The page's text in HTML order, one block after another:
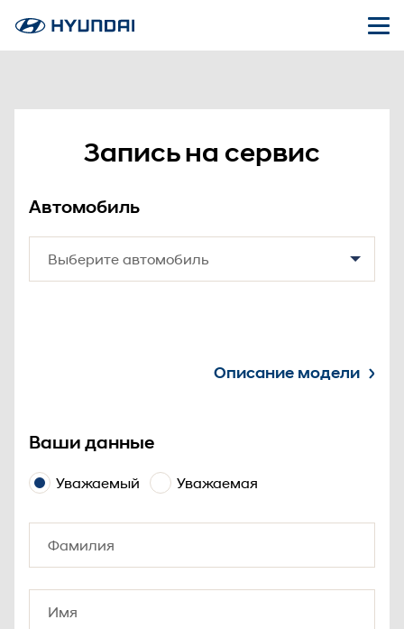
Запись на сервис
Автомобиль
Описание модели
Ваши данные
Уважаемый Уважаемая